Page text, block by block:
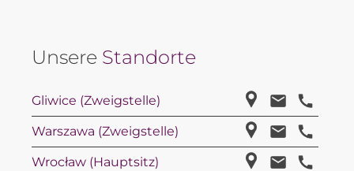
Unsere Standorte
Gliwice (Zweigstelle)
Warszawa (Zweigstelle)
Wrocław (Hauptsitz)